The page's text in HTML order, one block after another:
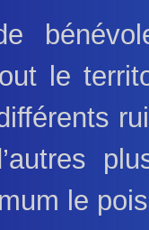
le
le